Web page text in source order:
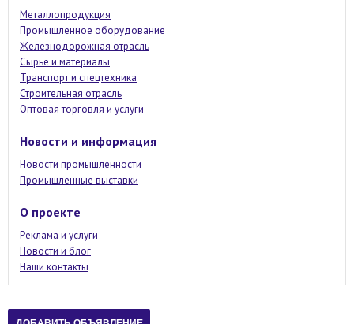
Металлопродукция
Промышленное оборудование
Железнодорожная отрасль
Сырье и материалы
Транспорт и спецтехника
Строительная отрасль
Оптовая торговля и услуги
Новости и информация
Новости промышленности
Промышленные выставки
О проекте
Реклама и услуги
Новости и блог
Наши контакты